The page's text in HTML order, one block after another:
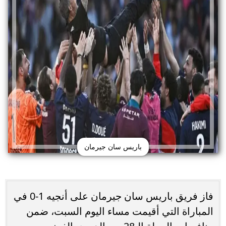
باريس سان جيرمان
فاز فريق باريس سان جيرمان على أنجيه 1-0 في
المباراة التي أقيمت مساء اليوم السبت، ضمن